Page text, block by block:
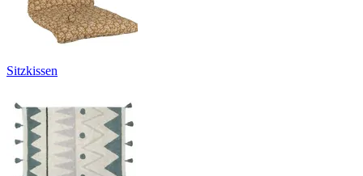
Sitzkissen